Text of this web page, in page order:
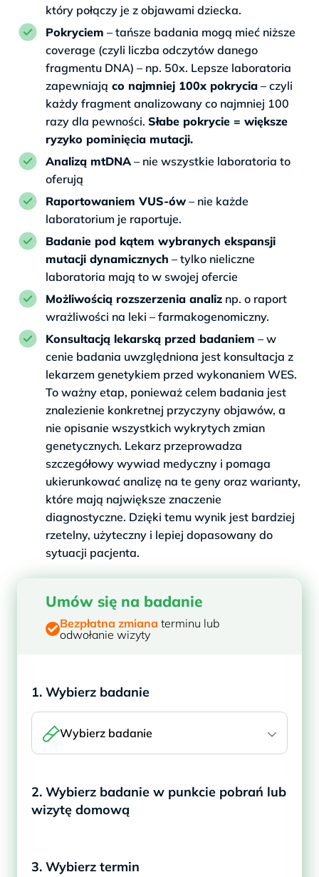
który połączy je z objawami dziecka.
Pokryciem – tańsze badania mogą mieć niższe
coverage (czyli liczba odczytów danego
fragmentu DNA) – np. 50x. Lepsze laboratoria
zapewniają co najmniej 100x pokrycia – czyli
każdy fragment analizowany co najmniej 100
razy dla pewności. Słabe pokrycie = większe
ryzyko pominięcia mutacji.
Analizą mtDNA – nie wszystkie laboratoria to
oferują
Raportowaniem VUS-ów – nie każde
laboratorium je raportuje.
Badanie pod kątem wybranych ekspansji
mutacji dynamicznych – tylko nieliczne
laboratoria mają to w swojej ofercie
Możliwością rozszerzenia analiz np. o raport
wrażliwości na leki – farmakogenomiczny.
Konsultacją lekarską przed badaniem – w
cenie badania uwzględniona jest konsultacja z
lekarzem genetykiem przed wykonaniem WES.
To ważny etap, ponieważ celem badania jest
znalezienie konkretnej przyczyny objawów, a
nie opisanie wszystkich wykrytych zmian
genetycznych. Lekarz przeprowadza
szczegółowy wywiad medyczny i pomaga
ukierunkować analizę na te geny oraz warianty,
które mają największe znaczenie
diagnostyczne. Dzięki temu wynik jest bardziej
rzetelny, użyteczny i lepiej dopasowany do
sytuacji pacjenta.
Umów się na badanie
Bezpłatna zmiana terminu lub
odwołanie wizyty
1. Wybierz badanie
Wybierz badanie
2. Wybierz badanie w punkcie pobrań lub
wizytę domową
3. Wybierz termin